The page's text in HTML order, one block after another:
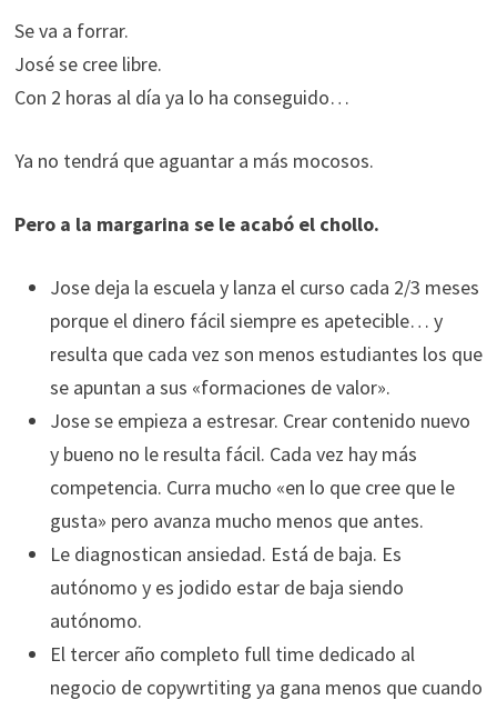
Se va a forrar.
José se cree libre.
Con 2 horas al día ya lo ha conseguido…
Ya no tendrá que aguantar a más mocosos.
Pero a la margarina se le acabó el chollo.
Jose deja la escuela y lanza el curso cada 2/3 meses
porque el dinero fácil siempre es apetecible… y
resulta que cada vez son menos estudiantes los que
se apuntan a sus «formaciones de valor».
Jose se empieza a estresar. Crear contenido nuevo
y bueno no le resulta fácil. Cada vez hay más
competencia. Curra mucho «en lo que cree que le
gusta» pero avanza mucho menos que antes.
Le diagnostican ansiedad. Está de baja. Es
autónomo y es jodido estar de baja siendo
autónomo.
El tercer año completo full time dedicado al
negocio de copywrtiting ya gana menos que cuando